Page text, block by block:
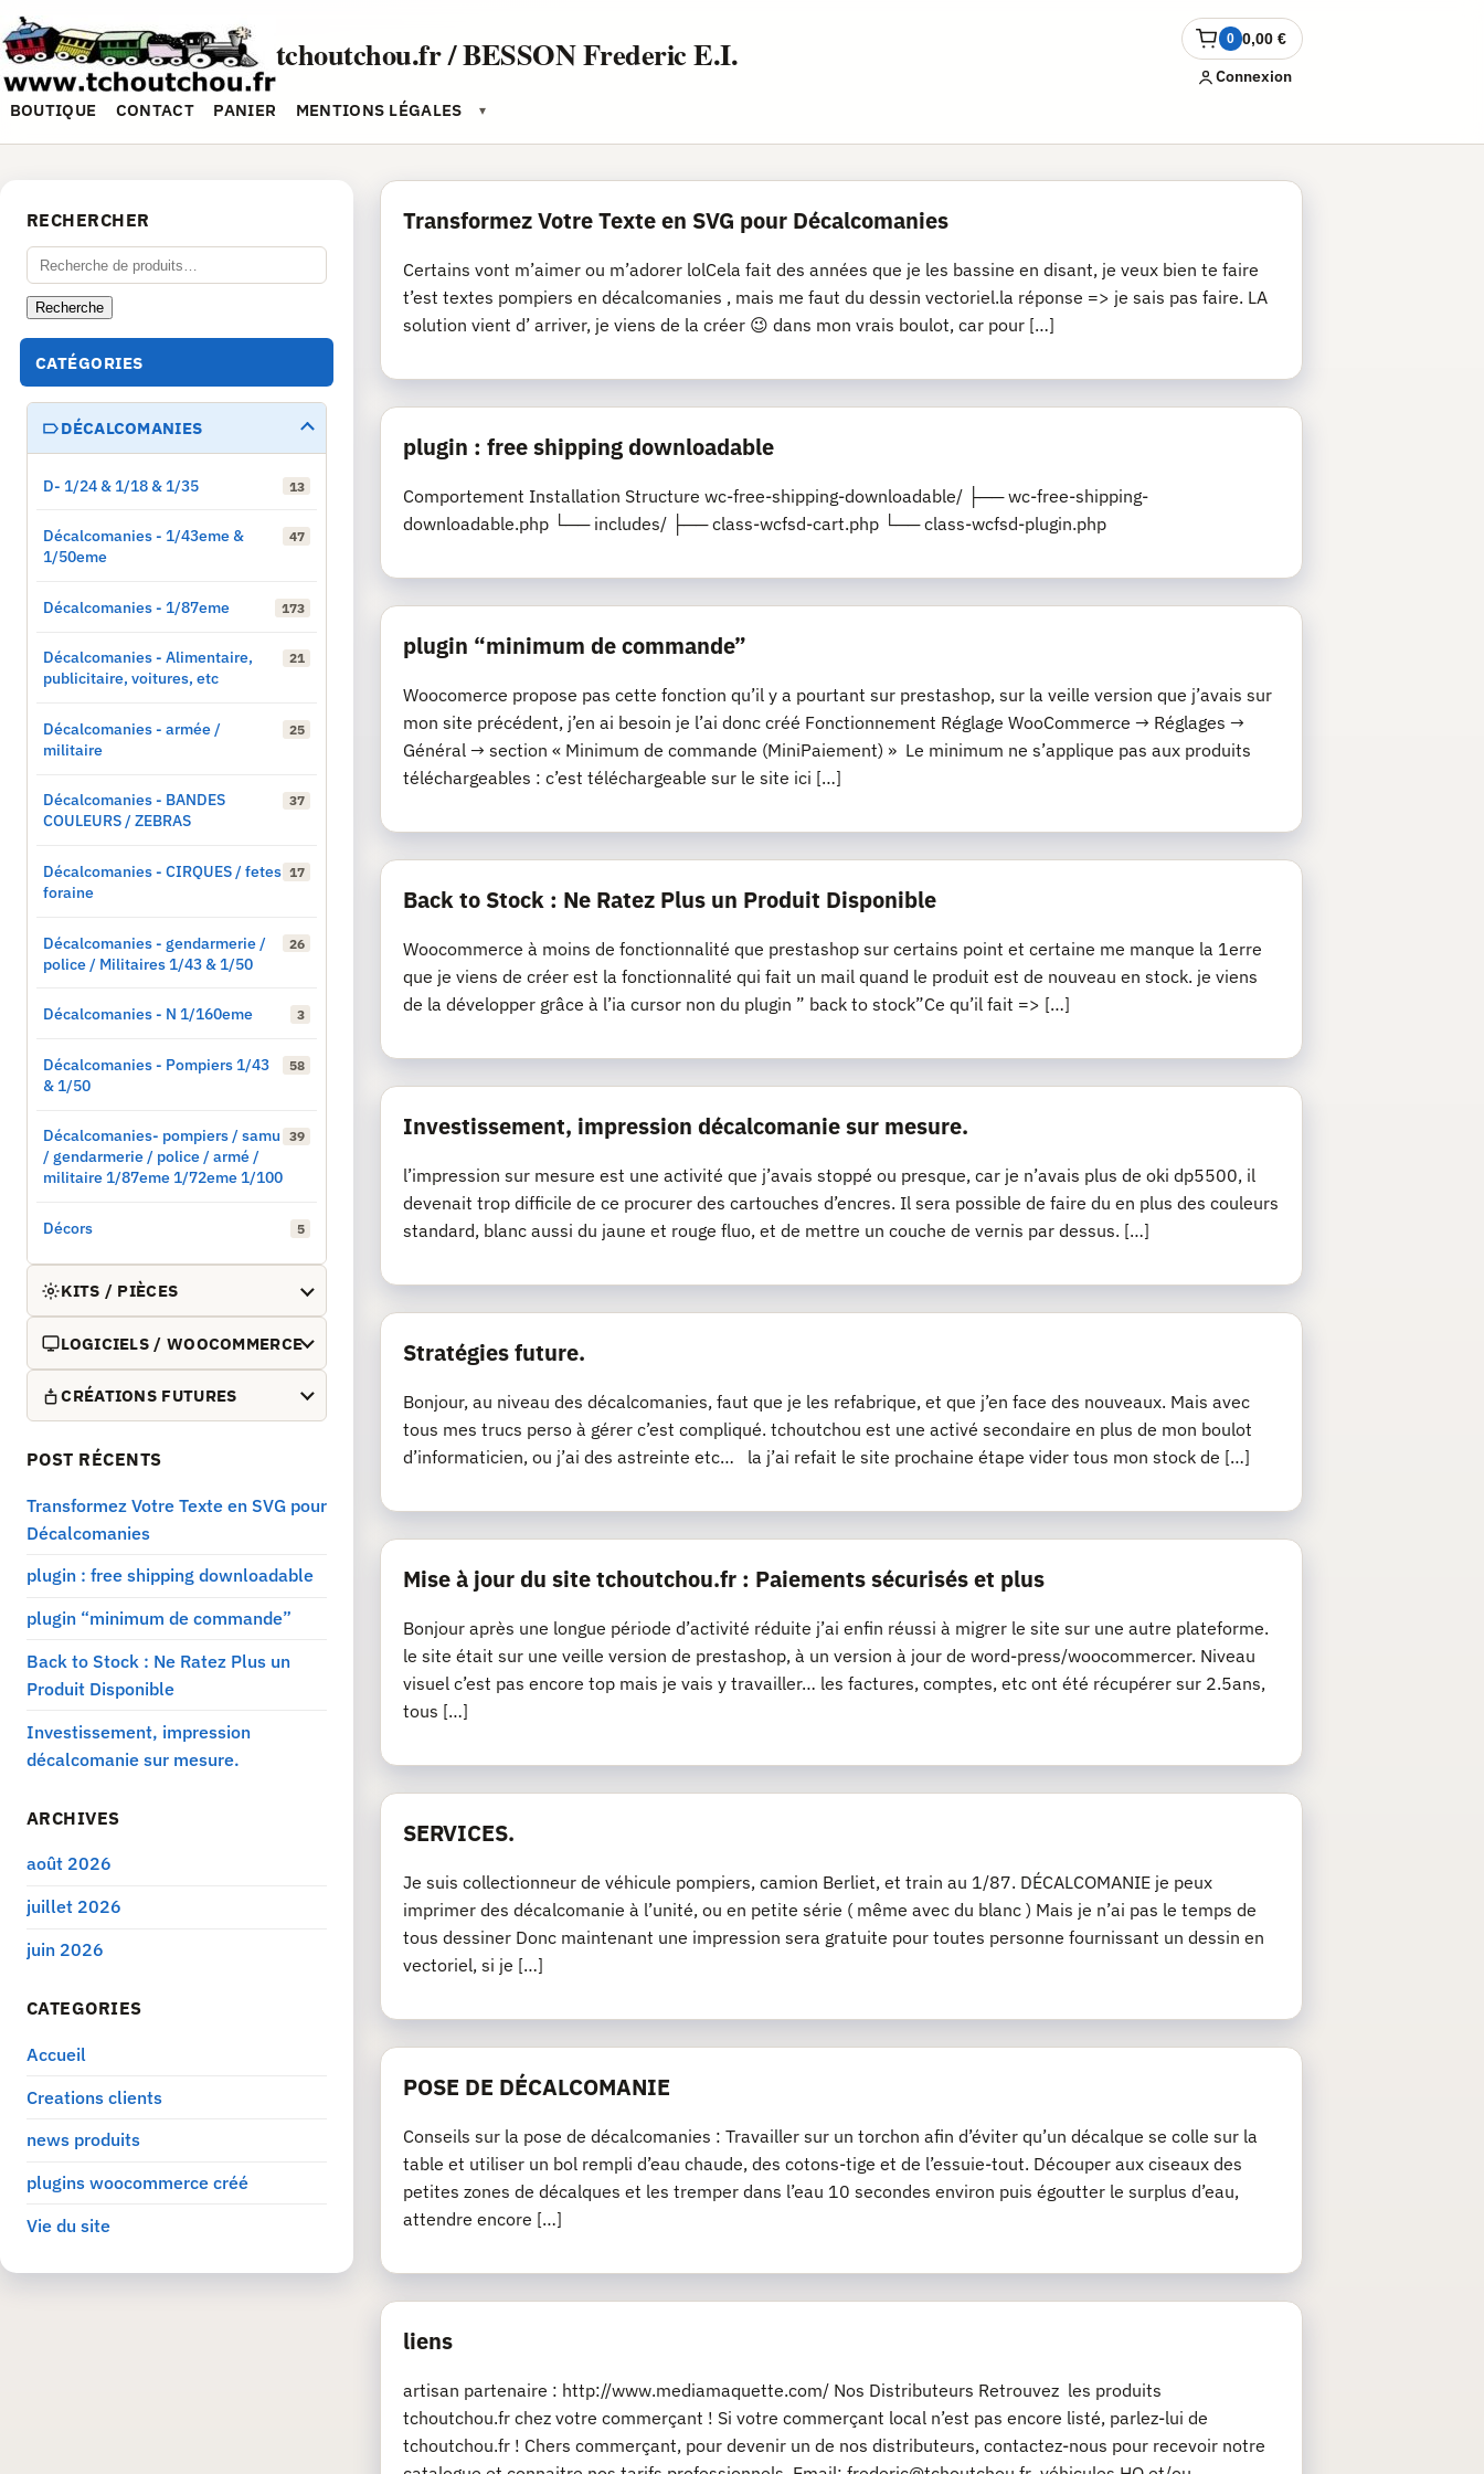
Aller
au
contenu
tchoutchou.fr / BESSON Frederic E.I.
BOUTIQUE CONTACT PANIER MENTIONS LÉGALES ▾
0 0,00€
Ouvrir
le
panierConnexion
Transformez Votre Texte en SVG pour Décalcomanies
Certains vont m’aimer ou m’adorer lolCela fait des années que je les bassine en disant, je veux bien te faire
t’est textes pompiers en décalcomanies , mais me faut du dessin vectoriel.la réponse => je sais pas faire. LA
solution vient d’ arriver, je viens de la créer 😉 dans mon vrais boulot, car pour […]
plugin : free shipping downloadable
Comportement Installation Structure wc-free-shipping-downloadable/ ├── wc-free-shipping-
downloadable.php └── includes/ ├── class-wcfsd-cart.php └── class-wcfsd-plugin.php
plugin “minimum de commande”
Woocomerce propose pas cette fonction qu’il y a pourtant sur prestashop, sur la veille version que j’avais sur
mon site précédent, j’en ai besoin je l’ai donc créé Fonctionnement Réglage WooCommerce → Réglages →
Général → section « Minimum de commande (MiniPaiement) » Le minimum ne s’applique pas aux produits
téléchargeables : c’est téléchargeable sur le site ici […]
Back to Stock : Ne Ratez Plus un Produit Disponible
Woocommerce à moins de fonctionnalité que prestashop sur certains point et certaine me manque la 1erre
que je viens de créer est la fonctionnalité qui fait un mail quand le produit est de nouveau en stock. je viens
de la développer grâce à l’ia cursor non du plugin ” back to stock”Ce qu’il fait => […]
Investissement, impression décalcomanie sur mesure.
l’impression sur mesure est une activité que j’avais stoppé ou presque, car je n’avais plus de oki dp5500, il
devenait trop difficile de ce procurer des cartouches d’encres. Il sera possible de faire du en plus des couleurs
standard, blanc aussi du jaune et rouge fluo, et de mettre un couche de vernis par dessus. […]
Stratégies future.
Bonjour, au niveau des décalcomanies, faut que je les refabrique, et que j’en face des nouveaux. Mais avec
tous mes trucs perso à gérer c’est compliqué. tchoutchou est une activé secondaire en plus de mon boulot
d’informaticien, ou j’ai des astreinte etc… la j’ai refait le site prochaine étape vider tous mon stock de […]
Mise à jour du site tchoutchou.fr : Paiements sécurisés et plus
Bonjour après une longue période d’activité réduite j’ai enfin réussi à migrer le site sur une autre plateforme.
le site était sur une veille version de prestashop, à un version à jour de word-press/woocommercer. Niveau
visuel c’est pas encore top mais je vais y travailler… les factures, comptes, etc ont été récupérer sur 2.5ans,
tous […]
SERVICES.
Je suis collectionneur de véhicule pompiers, camion Berliet, et train au 1/87. DÉCALCOMANIE je peux
imprimer des décalcomanie à l’unité, ou en petite série ( même avec du blanc ) Mais je n’ai pas le temps de
tous dessiner Donc maintenant une impression sera gratuite pour toutes personne fournissant un dessin en
vectoriel, si je […]
POSE DE DÉCALCOMANIE
Conseils sur la pose de décalcomanies : Travailler sur un torchon afin d’éviter qu’un décalque se colle sur la
table et utiliser un bol rempli d’eau chaude, des cotons-tige et de l’essuie-tout. Découper aux ciseaux des
petites zones de décalques et les tremper dans l’eau 10 secondes environ puis égoutter le surplus d’eau,
attendre encore […]
liens
artisan partenaire : http://www.mediamaquette.com/ Nos Distributeurs Retrouvez les produits
tchoutchou.fr chez votre commerçant ! Si votre commerçant local n’est pas encore listé, parlez-lui de
tchoutchou.fr ! Chers commerçant, pour devenir un de nos distributeurs, contactez-nous pour recevoir notre
RECHERCHER
Recherche
pour :
Recherche
CATÉGORIES
DÉCALCOMANIES
D- 1/24 & 1/18 & 1/35 13
Décalcomanies - 1/43eme &
1/50eme
47
Décalcomanies - 1/87eme 173
Décalcomanies - Alimentaire,
publicitaire, voitures, etc
21
Décalcomanies - armée /
militaire
25
Décalcomanies - BANDES
COULEURS / ZEBRAS
37
Décalcomanies - CIRQUES / fetes
foraine
17
Décalcomanies - gendarmerie /
police / Militaires 1/43 & 1/50
26
Décalcomanies - N 1/160eme 3
Décalcomanies - Pompiers 1/43
& 1/50
58
Décalcomanies- pompiers / samu
/ gendarmerie / police / armé /
militaire 1/87eme 1/72eme 1/100
39
Décors 5
KITS / PIÈCES
LOGICIELS / WOOCOMMERCE
CRÉATIONS FUTURES
POST RÉCENTS
Transformez Votre Texte en SVG pour
Décalcomanies
plugin : free shipping downloadable
plugin “minimum de commande”
Back to Stock : Ne Ratez Plus un
Produit Disponible
Investissement, impression
décalcomanie sur mesure.
ARCHIVES
août 2026
juillet 2026
juin 2026
CATEGORIES
Accueil
Creations clients
news produits
plugins woocommerce créé
Vie du site